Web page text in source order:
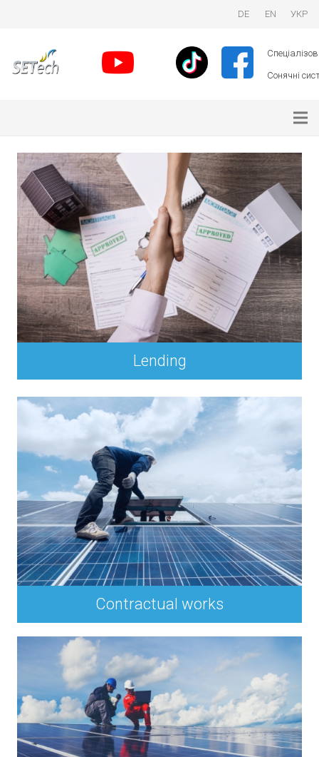
DE EN УКР
Сонячні
Lending
Contractual works